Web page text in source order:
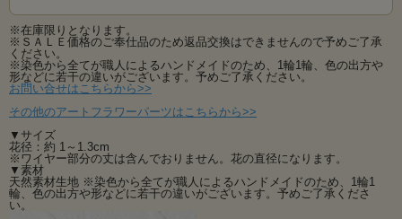
も高級。
最高級の素材を使用した当社のアートフラワーは素材から生産まで全て国内・国
産にこだわってお作りしております、手染め手作りの品です。
色も13色と豊富にご用意！いろいろな手作り作品にご使用下さい。
とってもポップで可愛らしいかすみ草です。
ネコちゃんやワンちゃんなどペットの飾りにする方も多い人気のフラワーパーツ
です。
どのような種類のお花とも相性がよく、やっぱり欠かせないお花ですね。
いろいろな手作り作品にご使用下さい。
ブーケ・髪飾り、その他フラワー雑貨など様々お使いいただけるフラワーパーツ
です。
在庫限りのためお安くさせていただきました。
※在庫限りとなります。
※ＳＡＬＥ価格のご奉仕品のため返品交換はできませんので予めご了承
ください。
※染色から全てが職人によるハンドメイドのため、1輪1輪、色の出方や
形などに若干の違いがございます。予めご了承ください。
お問い合せはこちらから>>
その他のアートフラワーパーツはこちらから>>
▼サイズ
花径：約 1～1.3cm
※ワイヤー部分の丈は含んでおりません。花の直径になります。
▼素材
天然素材生地 ※染色から全てが職人によるハンドメイドのため、1輪1
輪、色の出方や形などに若干の違いがございます。予めご了承くださ
い。